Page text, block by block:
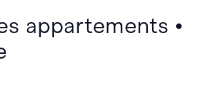
appartements •